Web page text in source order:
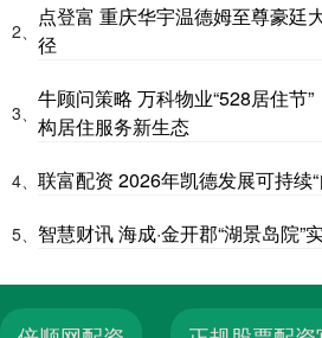
2、
点登富 重庆华宇温德姆至尊豪廷
径
3、
牛顾问策略 万科物业“528居住节
构居住服务新生态
4、 联富配资 2026年凯德发展可持续
5、 智慧财讯 海成·金开郡“湖景岛院”